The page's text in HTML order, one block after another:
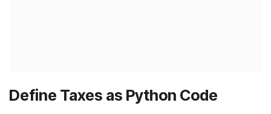
Define Taxes as Python Code